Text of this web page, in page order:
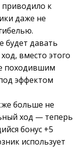
приводило к
даже не
будет давать
вместо этого
походившим
эффектом
больше не
ход — теперь
бонус +5
использует